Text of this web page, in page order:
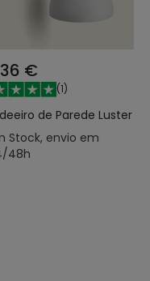
€
(1)
Candeeiro de Parede Luster
Stock, envio em
48h